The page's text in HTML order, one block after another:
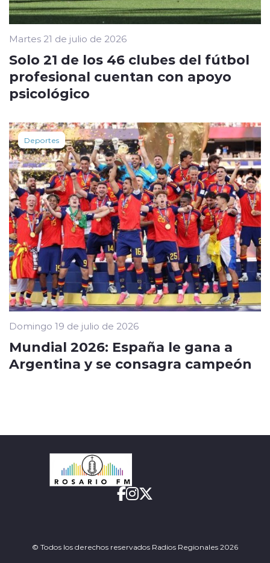
Martes 21 de julio de 2026
Solo 21 de los 46 clubes del fútbol
profesional cuentan con apoyo
psicológico
Deportes
Domingo 19 de julio de 2026
Mundial 2026: España le gana a
Argentina y se consagra campeón
© Todos los derechos reservados Radios Regionales 2026